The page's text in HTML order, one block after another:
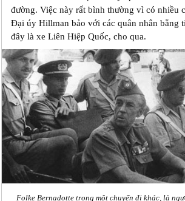
đường. Việc này rất bình thường vì có nhiều
Đại úy Hillman bảo với các quân nhân bằng
đây là xe Liên Hiệp Quốc, cho qua.
Folke Bernadotte trong một chuyến đi khác, là